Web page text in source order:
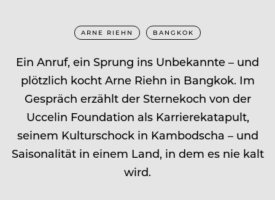
ARNE RIEHN BANGKOK
Ein Anruf, ein Sprung ins Unbekannte – und
plötzlich kocht Arne Riehn in Bangkok. Im
Gespräch erzählt der Sternekoch von der
Uccelin Foundation als Karrierekatapult,
seinem Kulturschock in Kambodscha – und
Saisonalität in einem Land, in dem es nie kalt
wird.